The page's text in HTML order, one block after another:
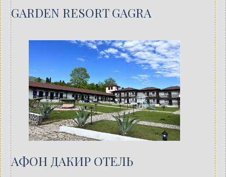
GARDEN RESORT GAGRA
АФОН ДАКИР ОТЕЛЬ